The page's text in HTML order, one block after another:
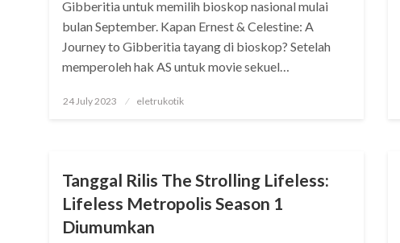
Gibberitia untuk memilih bioskop nasional mulai
bulan September. Kapan Ernest & Celestine: A
Journey to Gibberitia tayang di bioskop? Setelah
memperoleh hak AS untuk movie sekuel…
Posted
24 July 2023 eletrukotik
Tanggal Rilis The Strolling Lifeless:
Lifeless Metropolis Season 1
Diumumkan